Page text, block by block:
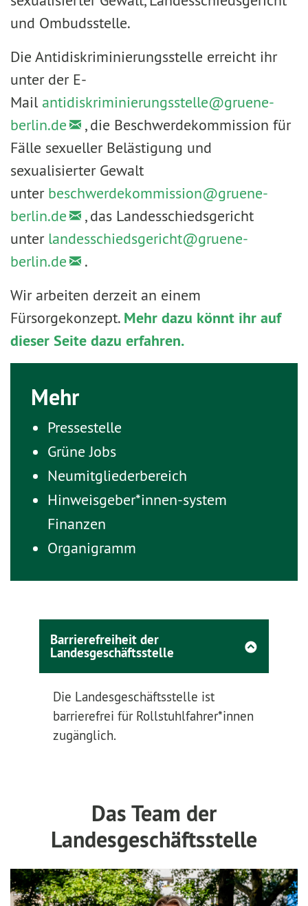
und Ombudsstelle.
Die Antidiskriminierungsstelle erreicht ihr
unter der E-
Mail antidiskriminierungsstelle@gruene-
berlin.de
, die Beschwerdekommission für
Fälle sexueller Belästigung und
sexualisierter Gewalt
unter beschwerdekommission@gruene-
berlin.de
, das Landesschiedsgericht
unter landesschiedsgericht@gruene-
berlin.de
.
Wir arbeiten derzeit an einem
Fürsorgekonzept. Mehr dazu könnt ihr auf
dieser Seite dazu erfahren.
Mehr
Pressestelle
Grüne Jobs
Neumitgliederbereich
Hinweisgeber*innen-system
Finanzen
Organigramm
Barrierefreiheit der
Landesgeschäftsstelle
Die Landesgeschäftsstelle ist
barrierefrei für Rollstuhlfahrer*innen
zugänglich.
Das Team der
Landesgeschäftsstelle